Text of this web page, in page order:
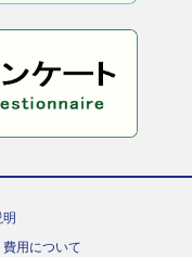
用について